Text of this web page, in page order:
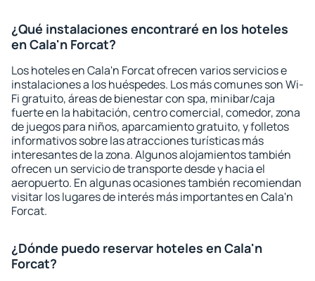
¿Qué instalaciones encontraré en los hoteles
en Cala'n Forcat?
Los hoteles en Cala'n Forcat ofrecen varios servicios e
instalaciones a los huéspedes. Los más comunes son Wi-
Fi gratuito, áreas de bienestar con spa, minibar/caja
fuerte en la habitación, centro comercial, comedor, zona
de juegos para niños, aparcamiento gratuito, y folletos
informativos sobre las atracciones turísticas más
interesantes de la zona. Algunos alojamientos también
ofrecen un servicio de transporte desde y hacia el
aeropuerto. En algunas ocasiones también recomiendan
visitar los lugares de interés más importantes en Cala'n
Forcat.
¿Dónde puedo reservar hoteles en Cala'n
Forcat?